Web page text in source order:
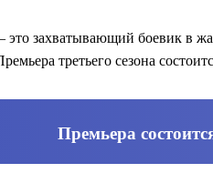
захватывающий боевик в
третьего сезона
Премьера